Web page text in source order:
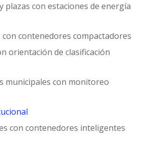
plazas con estaciones de energía
contenedores compactadores
orientación de clasificación
municipales con monitoreo
con contenedores inteligentes